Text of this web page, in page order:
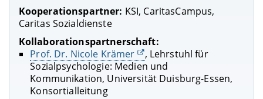
Kooperationspartner: KSI, CaritasCampus,
Caritas Sozialdienste
Kollaborationspartnerschaft:
Prof. Dr. Nicole Krämer
, Lehrstuhl für
Sozialpsychologie: Medien und
Kommunikation, Universität Duisburg-Essen,
Konsortialleitung